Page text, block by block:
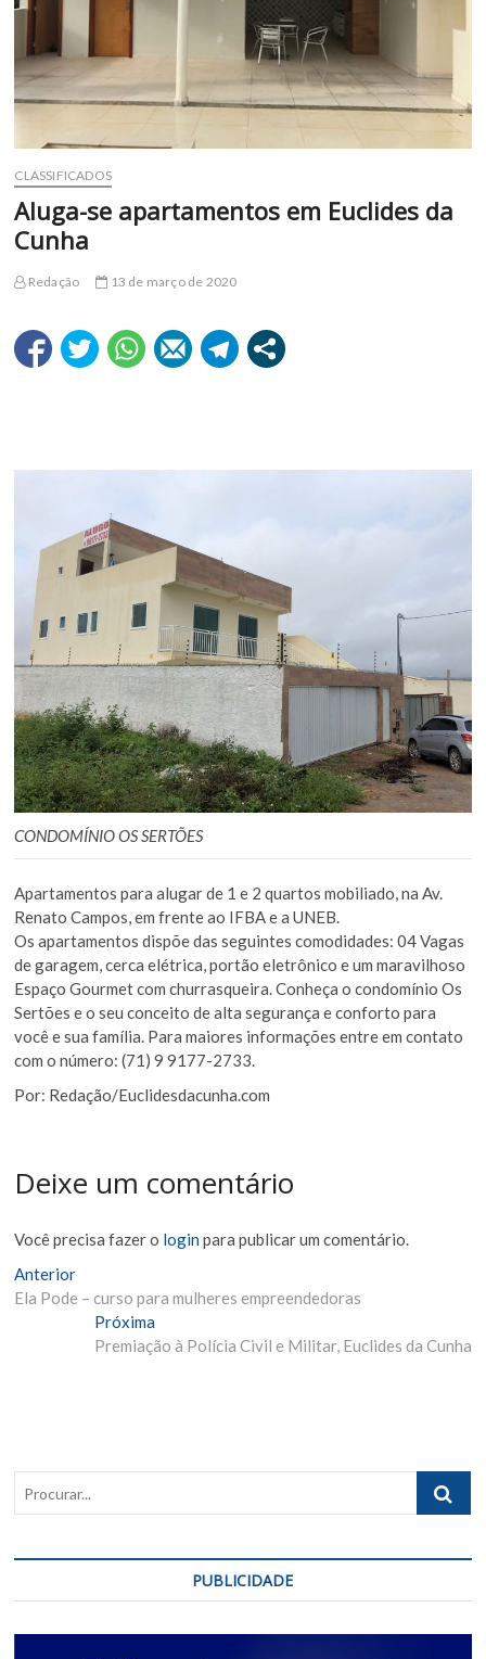
CLASSIFICADOS
Aluga-se apartamentos em Euclides da
Cunha
Redação 13 de março de 2020
CONDOMÍNIO OS SERTÕES
Apartamentos para alugar de 1 e 2 quartos mobiliado, na Av.
Renato Campos, em frente ao IFBA e a UNEB.
Os apartamentos dispõe das seguintes comodidades: 04 Vagas
de garagem, cerca elétrica, portão eletrônico e um maravilhoso
Espaço Gourmet com churrasqueira. Conheça o condomínio Os
Sertões e o seu conceito de alta segurança e conforto para
você e sua família. Para maiores informações entre em contato
com o número: (71) 9 9177-2733.
Por: Redação/Euclidesdacunha.com
Deixe um comentário
Você precisa fazer o login para publicar um comentário.
Navegação
de
AnteriorMatéria
Anterior:
Ela Pode – curso para mulheres empreendedoras
PróximaPróxima
Materia:
Premiação à Polícia Civil e Militar, Euclides da Cunha
PUBLICIDADE